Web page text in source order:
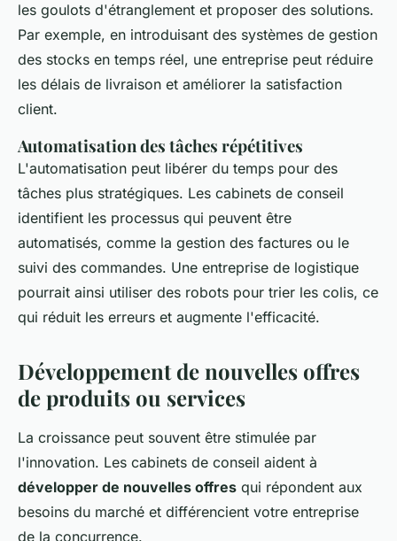
les goulots d'étranglement et proposer des solutions.
Par exemple, en introduisant des systèmes de gestion
des stocks en temps réel, une entreprise peut réduire
les délais de livraison et améliorer la satisfaction
client.
Automatisation des tâches répétitives
L'automatisation peut libérer du temps pour des
tâches plus stratégiques. Les cabinets de conseil
identifient les processus qui peuvent être
automatisés, comme la gestion des factures ou le
suivi des commandes. Une entreprise de logistique
pourrait ainsi utiliser des robots pour trier les colis, ce
qui réduit les erreurs et augmente l'efficacité.
Développement de nouvelles offres
de produits ou services
La croissance peut souvent être stimulée par
l'innovation. Les cabinets de conseil aident à
développer de nouvelles offres qui répondent aux
besoins du marché et différencient votre entreprise
de la concurrence.